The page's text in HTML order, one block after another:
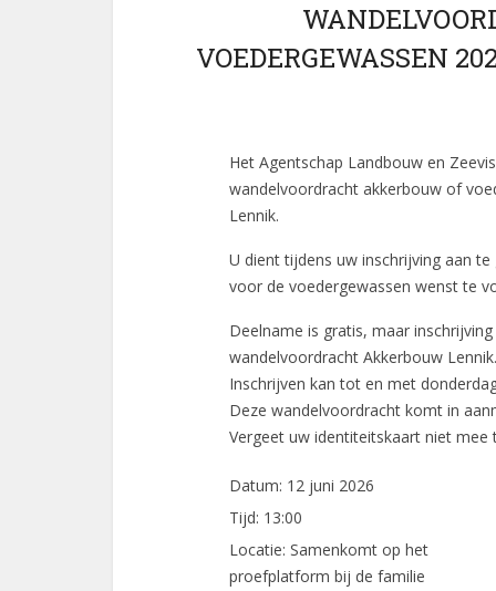
VOEDERGEWASSEN
Het Agentschap Landbouw en
wandelvoordracht akkerbouw of
Lennik.
U dient tijdens uw inschrijving aan
voor de voedergewassen wenst te
Deelname is gratis, maar
wandelvoordracht Akkerbouw Lennik.
Inschrijven kan tot en met
Deze wandelvoordracht komt in
Vergeet uw identiteitskaart niet mee
Datum: 12 juni 2026
Tijd: 13:00
Locatie: Samenkomt op het
proefplatform bij de familie